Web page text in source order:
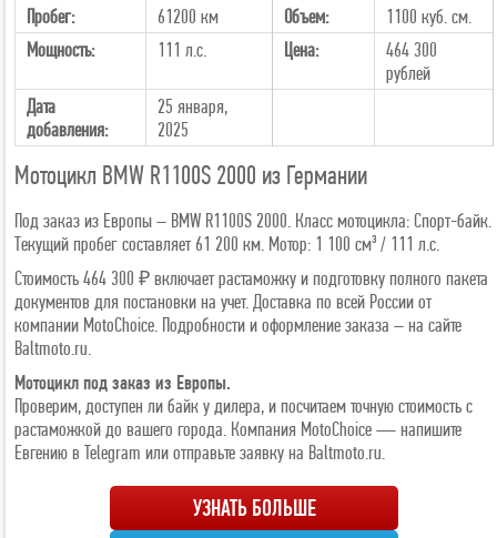
Пробег: 61200 км Объем:
1100 куб. см.
Мощность:
111 л.с. Цена:
464 300
рублей
Дата
добавления:
25 января,
2025
Мотоцикл BMW R1100S 2000 из Германии
Под заказ из Европы – BMW R1100S 2000. Класс мотоцикла: Спорт-байк.
Текущий пробег составляет 61 200 км. Мотор: 1 100 см³ / 111 л.с.
Стоимость 464 300 ₽ включает растаможку и подготовку полного пакета
документов для постановки на учет. Доставка по всей России от
компании MotoChoice. Подробности и оформление заказа – на сайте
Baltmoto.ru.
Мотоцикл под заказ из Европы.
Проверим, доступен ли байк у дилера, и посчитаем точную стоимость с
растаможкой до вашего города. Компания MotoChoice — напишите
Евгению в Telegram или отправьте заявку на Baltmoto.ru.
УЗНАТЬ БОЛЬШЕ